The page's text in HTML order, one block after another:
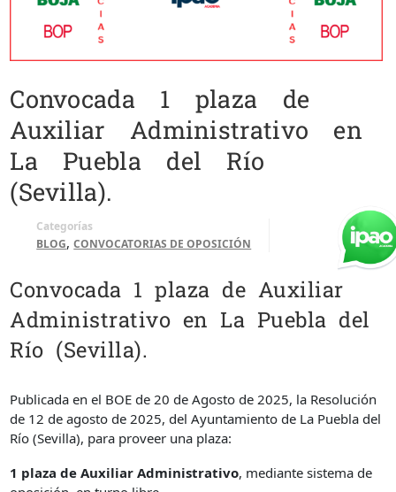
Convocada 1 plaza de
Auxiliar Administrativo en
La Puebla del Río
(Sevilla).
Categorías
BLOG,CONVOCATORIAS DE OPOSICIÓN
Convocada 1 plaza de Auxiliar
Administrativo en La Puebla del
Río (Sevilla).
Publicada en el BOE de 20 de Agosto de 2025, la Resolución
de 12 de agosto de 2025, del Ayuntamiento de La Puebla del
Río (Sevilla), para proveer una plaza:
1 plaza de Auxiliar Administrativo, mediante sistema de